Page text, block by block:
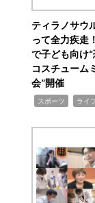
ティラノサウ
って全力疾
で子ども向け
コスチューム
会”開催
スポーツ ライ